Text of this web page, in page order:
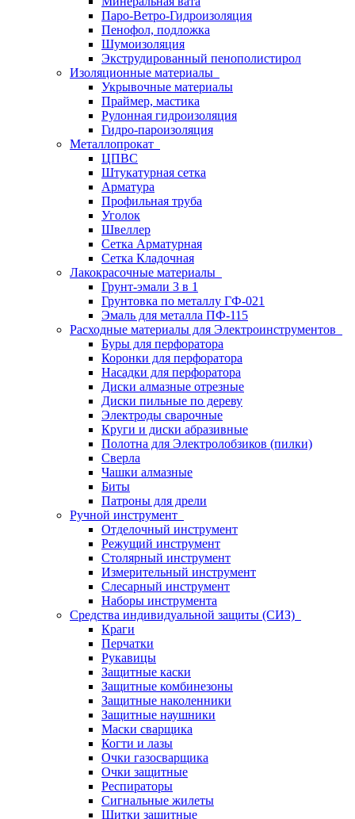
Паро-Ветро-Гидроизоляция
Пенофол, подложка
Шумоизоляция
Экструдированный пенополистирол
Изоляционные материалы
Укрывочные материалы
Праймер, мастика
Рулонная гидроизоляция
Гидро-пароизоляция
Металлопрокат
ЦПВС
Штукатурная сетка
Арматура
Профильная труба
Уголок
Швеллер
Сетка Арматурная
Сетка Кладочная
Лакокрасочные материалы
Грунт-эмали 3 в 1
Грунтовка по металлу ГФ-021
Эмаль для металла ПФ-115
Расходные материалы для Электроинструментов
Буры для перфоратора
Коронки для перфоратора
Насадки для перфоратора
Диски алмазные отрезные
Диски пильные по дереву
Электроды сварочные
Круги и диски абразивные
Полотна для Электролобзиков (пилки)
Сверла
Чашки алмазные
Биты
Патроны для дрели
Ручной инструмент
Отделочный инструмент
Режущий инструмент
Столярный инструмент
Измерительный инструмент
Слесарный инструмент
Наборы инструмента
Средства индивидуальной защиты (СИЗ)
Краги
Перчатки
Рукавицы
Защитные каски
Защитные комбинезоны
Защитные наколенники
Защитные наушники
Маски сварщика
Когти и лазы
Очки газосварщика
Очки защитные
Респираторы
Сигнальные жилеты
Щитки защитные